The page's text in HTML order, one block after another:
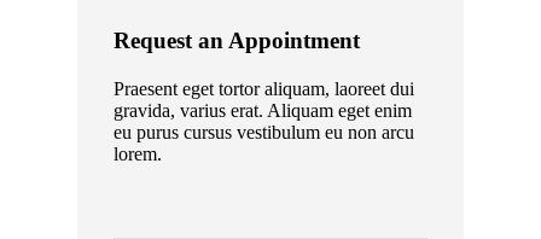
Request an Appointment
Praesent eget tortor aliquam, laoreet dui
gravida, varius erat. Aliquam eget enim
eu purus cursus vestibulum eu non arcu
lorem.